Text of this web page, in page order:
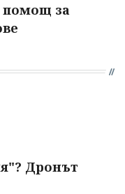
помощ за
Дронът